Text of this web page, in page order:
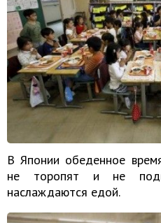
В Японии обеденное
не торопят и не
наслаждаются едой.